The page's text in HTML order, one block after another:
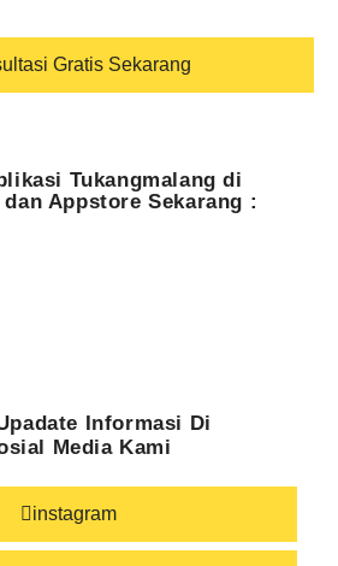
Gratis Sekarang
Tukangmalang di
Appstore Sekarang :
Informasi Di
Media Kami
instagram